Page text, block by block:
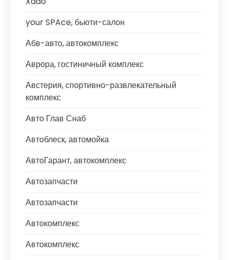
your SPAce, бьюти-салон
Абв-авто, автокомплекс
Аврора, гостиничный комплекс
Австерия, спортивно-развлекательный
комплекс
Авто Глав Снаб
Автоблеск, автомойка
АвтоГарант, автокомплекс
Автозапчасти
Автозапчасти
Автокомплекс
Автокомплекс